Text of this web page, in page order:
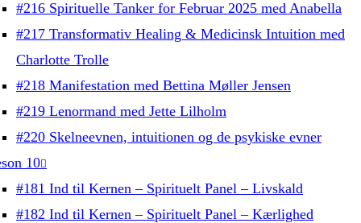
#216 Spirituelle Tanker for Februar 2025 med Anabella
#217 Transformativ Healing & Medicinsk Intuition med
Charlotte Trolle
#218 Manifestation med Bettina Møller Jensen
#219 Lenormand med Jette Lilholm
#220 Skelneevnen, intuitionen og de psykiske evner
10
#181 Ind til Kernen – Spirituelt Panel – Livskald
#182 Ind til Kernen – Spirituelt Panel – Kærlighed